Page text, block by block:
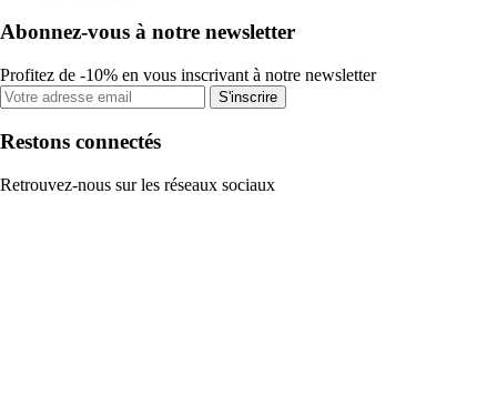
Abonnez-vous à notre newsletter
Profitez de -10% en vous inscrivant à notre newsletter
S'inscrire
Restons connectés
Retrouvez-nous sur les réseaux sociaux